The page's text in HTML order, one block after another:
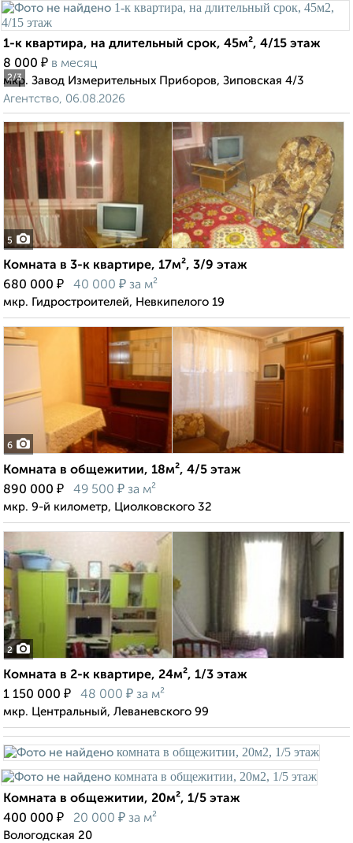
2/3
1-к квартира, на длительный срок, 45м², 4/15 этаж
8 000 ₽ в месяц
мкр. Завод Измерительных Приборов, Зиповская 4/3
Агентство, 06.08.2026
5
Комната в 3-к квартире, 17м², 3/9 этаж
680 000 ₽ 40 000 ₽ за м²
мкр. Гидростроителей, Невкипелого 19
6
Комната в общежитии, 18м², 4/5 этаж
890 000 ₽ 49 500 ₽ за м²
мкр. 9-й километр, Циолковского 32
2
Комната в 2-к квартире, 24м², 1/3 этаж
1 150 000 ₽ 48 000 ₽ за м²
мкр. Центральный, Леваневского 99
Комната в общежитии, 20м², 1/5 этаж
400 000 ₽ 20 000 ₽ за м²
Вологодская 20